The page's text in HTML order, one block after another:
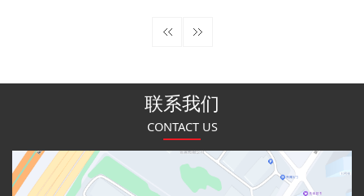
联系我们
CONTACT US